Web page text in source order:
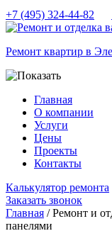
+7 (495) 324-44-82
Ремонт квартир в
Главная
О компании
Услуги
Цены
Проекты
Контакты
Калькулятор ремонта
Заказать звонок
Главная / Ремонт и
панелями